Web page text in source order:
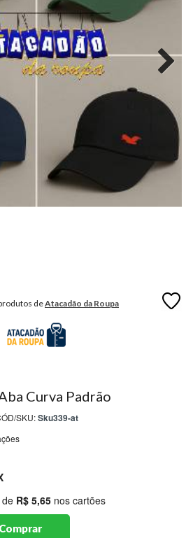
deAtacadão da Roupa
Curva Padrão
SKU:Sku339-at
de R$ 5,65 nos cartões
Comprar